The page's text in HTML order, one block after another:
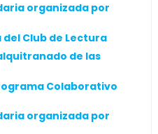
organizada por
Club de Lectura
de las
Colaborativo
organizada por